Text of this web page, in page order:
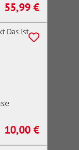
Regulärer Preis:
55,99 €
Regulärer Preis:
10,00 €